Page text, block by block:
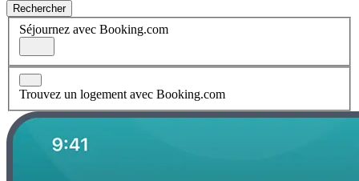
Rechercher
Séjournez avec Booking.com
Trouvez un logement avec Booking.com